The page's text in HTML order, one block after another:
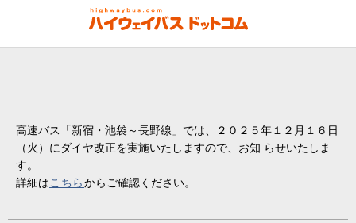
高速バス「新宿・池袋～長野線」では、２０２５年１２月１６日
（火）にダイヤ改正を実施いたしますので、お知 らせいたしま
す。
詳細はこちらからご確認ください。